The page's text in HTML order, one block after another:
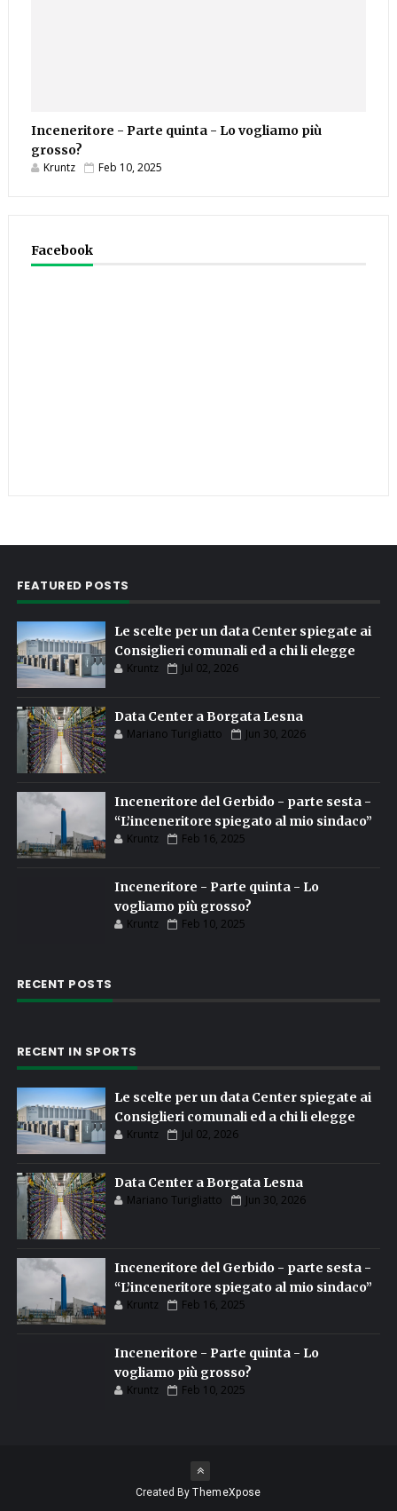
Inceneritore - Parte quinta - Lo vogliamo più
grosso?
Kruntz Feb 10, 2025
Facebook
FEATURED POSTS
Le scelte per un data Center spiegate ai
Consiglieri comunali ed a chi li elegge
Kruntz Jul 02, 2026
Data Center a Borgata Lesna
Mariano Turigliatto Jun 30, 2026
Inceneritore del Gerbido - parte sesta -
“L’inceneritore spiegato al mio sindaco”
Kruntz Feb 16, 2025
Inceneritore - Parte quinta - Lo
vogliamo più grosso?
Kruntz Feb 10, 2025
RECENT POSTS
RECENT IN SPORTS
Le scelte per un data Center spiegate ai
Consiglieri comunali ed a chi li elegge
Kruntz Jul 02, 2026
Data Center a Borgata Lesna
Mariano Turigliatto Jun 30, 2026
Inceneritore del Gerbido - parte sesta -
“L’inceneritore spiegato al mio sindaco”
Kruntz Feb 16, 2025
Inceneritore - Parte quinta - Lo
vogliamo più grosso?
Kruntz Feb 10, 2025
Created ByThemeXpose